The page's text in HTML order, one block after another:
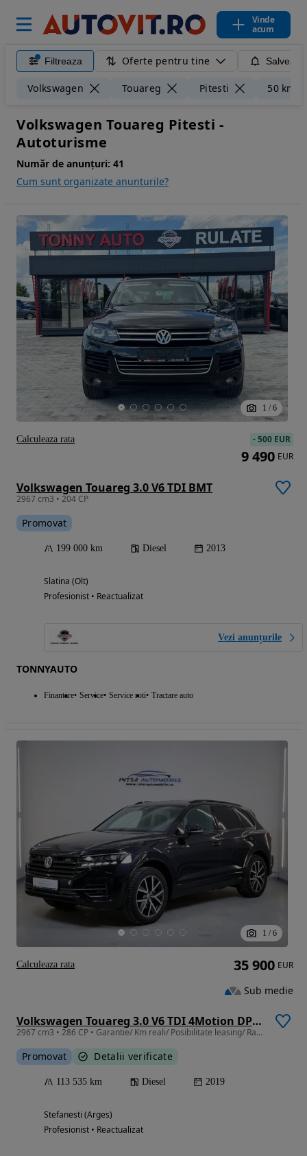
Vinde
acum
Filtreaza Oferte pentru tine
Volkswagen Touareg Pitesti 50 km
Volkswagen Touareg Pitesti -
Autoturisme
Număr de anunțuri: 41
Cum sunt organizate anunturile?
1 / 6
Volkswagen Touareg 3.0 V6 TDI BMT
2967 cm3 • 204 CP
Promovat
199 000 km Diesel 2013
Slatina (Olt)
Profesionist • Reactualizat
Vezi anunțurile
TONNYAUTO
Finantare Service Service roti Tractare auto
-500 EUR
9 490 EUR
Calculeaza rata
1 / 6
Volkswagen Touareg 3.0 V6 TDI 4Motion DPF Automatik R-Line
2967 cm3 • 286 CP • Garantie/ Km reali/ Posibilitate leasing/ Rate fixe cu buletinul
Promovat Detalii verificate
113 535 km Diesel 2019
Stefanesti (Arges)
Profesionist • Reactualizat
35 900 EUR
Sub medie
Calculeaza rata